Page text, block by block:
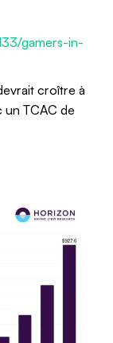
gamers-in-
croître à
un TCAC de